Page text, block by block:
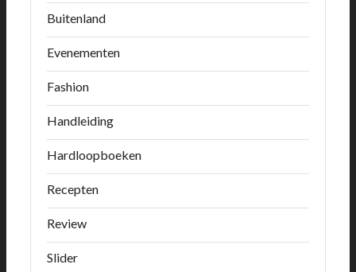
Buitenland
Evenementen
Fashion
Handleiding
Hardloopboeken
Recepten
Review
Slider